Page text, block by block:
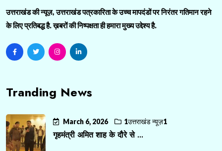
उत्तराखंड की न्यूज़, उत्तराखंड पत्रकारिता के उच्च मापदंडों पर निरंतर गतिमान रहने
के लिए प्रतिबद्ध है. ख़बरों की निष्पक्षता ही हमारा मुख्य उद्देश्य है.
Tranding News
March 6, 2026 1उत्तराखंड न्यूज़1
गृहमंत्री अमित शाह के दौरे से ...